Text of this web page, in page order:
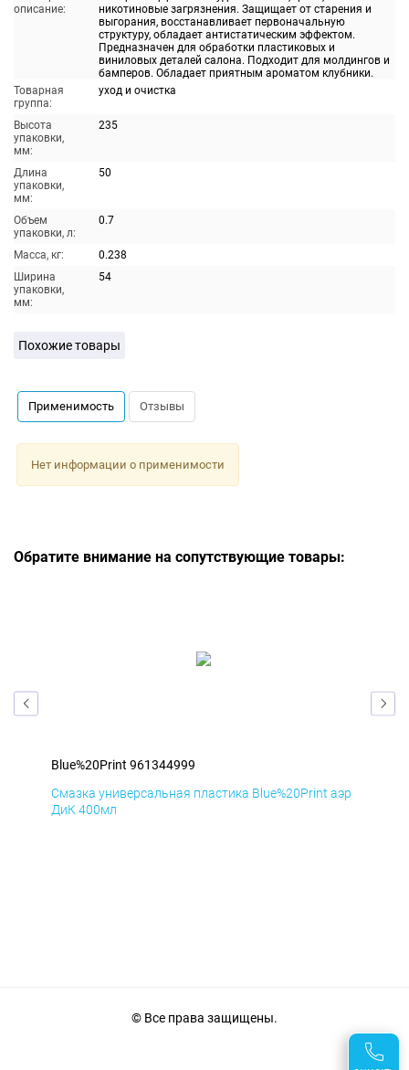
описание:
никотиновые загрязнения. Защищает от старения и
выгорания, восстанавливает первоначальную
структуру, обладает антистатическим эффектом.
Предназначен для обработки пластиковых и
виниловых деталей салона. Подходит для молдингов и
бамперов. Обладает приятным ароматом клубники.
Товарная
группа:
уход и очистка
Высота
упаковки,
мм:
235
Длина
упаковки,
мм:
50
Объем
упаковки, л:
0.7
Масса, кг:
0.238
Ширина
упаковки,
мм:
54
Похожие товары
Применимость Отзывы
Нет информации о применимости
Обратите внимание на сопутствующие товары:
Blue%20Print 961344999
Смазка универсальная пластика Blue%20Print аэр
ДиК 400мл
© Все права защищены.